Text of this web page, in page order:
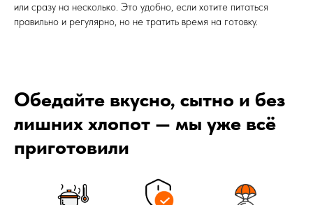
или сразу на несколько. Это удобно, если хотите питаться
правильно и регулярно, но не тратить время на готовку.
Обедайте вкусно, сытно и без
лишних хлопот — мы уже всё
приготовили